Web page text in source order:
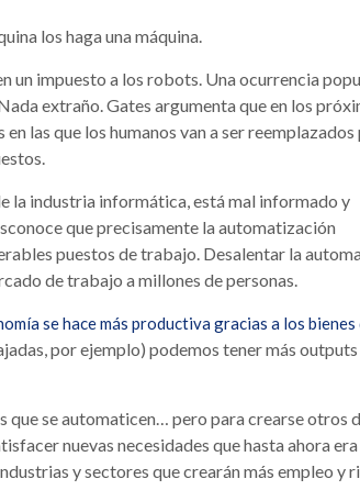
los haga una máquina.
un impuesto a los robots. Una ocurrencia
extraño. Gates argumenta que en los
las que los humanos van a ser reemplazados
la industria informática, está mal informado y
que precisamente la automatización
puestos de trabajo. Desalentar la
de trabajo a millones de personas.
se hace más productiva gracias a los bienes
por ejemplo) podemos tener más outputs
se automaticen… pero para crearse otros
nuevas necesidades que hasta ahora era
y sectores que crearán más empleo y